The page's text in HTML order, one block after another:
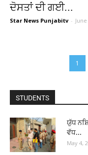
ਦੋਸਤਾਂ ਦੀ ਗਈ...
Star News Punjabitv -
1
STUDENTS
ਯੁੱਧ
ਵੱਧ...
May 4,